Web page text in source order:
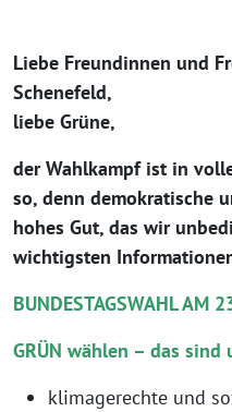
Liebe Freundinnen und
Schenefeld,
liebe Grüne,
der Wahlkampf ist in
so, denn demokratische
hohes Gut, das wir
wichtigsten
BUNDESTAGSWAHL AM
GRÜN wählen – das sind
klimagerechte und